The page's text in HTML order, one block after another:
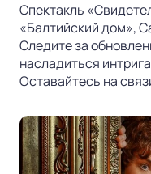
Спектакль
«Балтийский дом»,
Следите за
насладиться
Оставайтесь на